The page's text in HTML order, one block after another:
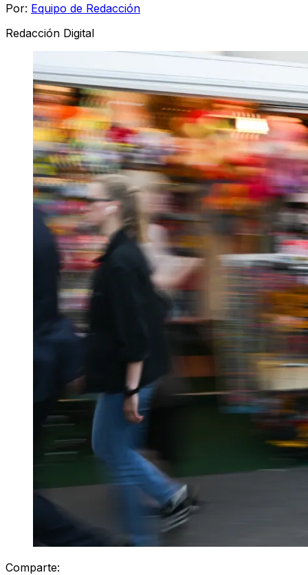
Por: Equipo de Redacción
Redacción Digital
Comparte: